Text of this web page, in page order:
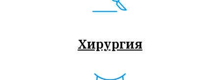
Хирургия